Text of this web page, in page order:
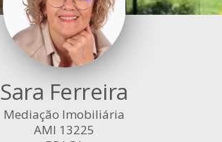
Sara Ferreira
Mediação Imobiliária
AMI 13225